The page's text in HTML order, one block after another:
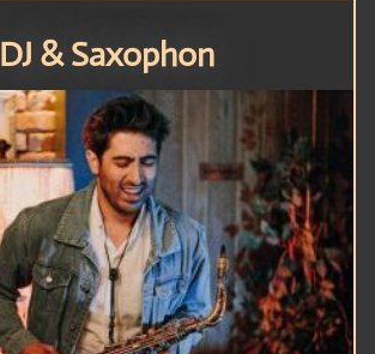
DJ & Saxophon